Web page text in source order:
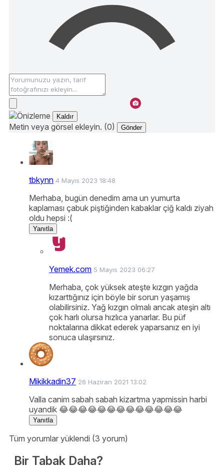
Kaldır
Metin veya görsel ekleyin. (0) Gönder
tbkynn 4 Mayıs 2023 18:48
Merhaba, bugün denedim ama un yumurta
kaplaması çabuk piştiğinden kabaklar çiğ kaldı ziyah
oldu hepsi :(
Yanıtla
Yemek.com 5 Mayıs 2023 06:27
Merhaba, çok yüksek ateşte kızgın yağda
kızarttığınız için böyle bir sorun yaşamış
olabilirsiniz. Yağ kızgın olmalı ancak ateşin altı
çok harlı olursa hızlıca yanarlar. Bu püf
noktalarına dikkat ederek yaparsanız en iyi
sonuca ulaşırsınız.
Mikikkadin37 26 Haziran 2021 13:02
Valla canim sabah sabah kizartma yapmissin harbi
uyandik 😂😂😂😂😂😂😂😂😂😂😂😂😂
Yanıtla
Tüm yorumlar yüklendi (3 yorum)
Bir Tabak Daha?